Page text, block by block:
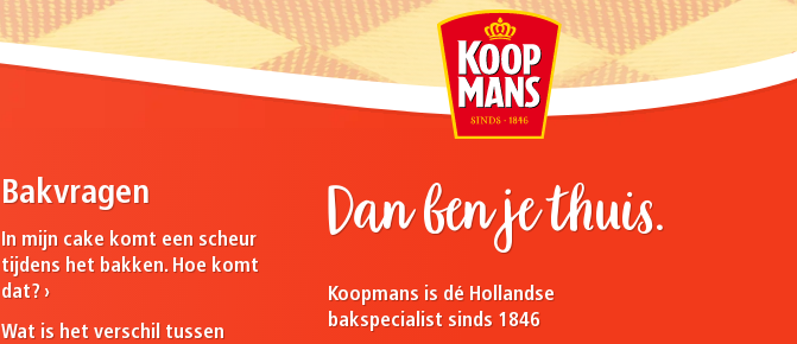
Bakvragen
In mijn cake komt een scheur
tijdens het bakken. Hoe komt
dat?
Wat is het verschil tussen
Dan ben je thuis.
Koopmans is dé Hollandse
bakspecialist sinds 1846